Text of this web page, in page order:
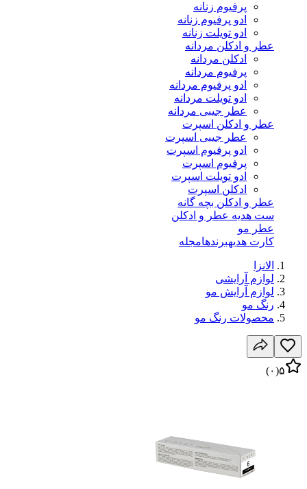
پرفیوم زنانه
ادو پرفیوم زنانه
ادو تویلت زنانه
عطر و ادکلن مردانه
ادکلن مردانه
پرفیوم مردانه
ادو پرفیوم مردانه
ادو تویلت مردانه
عطر جیبی مردانه
عطر و ادکلن اسپرت
عطر جیبی اسپرت
ادو پرفیوم اسپرت
پرفیوم اسپرت
ادو تویلت اسپرت
ادکلن اسپرت
عطر و ادکلن بچه گانه
ست هدیه عطر و ادکلن
عطر مو
کارت هدیهبرندهامجله
الانزا
لوازم آرایشی
لوازم آرایش مو
رنگ مو
محصولات رنگ مو
۵(۰)